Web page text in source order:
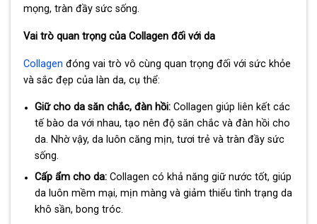
mọng, tràn đầy sức sống.
Vai trò quan trọng của Collagen đối với da
Collagen đóng vai trò vô cùng quan trọng đối với sức khỏe
và sắc đẹp của làn da, cụ thể:
Giữ cho da săn chắc, đàn hồi:Collagen giúp liên kết các
tế bào da với nhau, tạo nên độ săn chắc và đàn hồi cho
da. Nhờ vậy, da luôn căng mịn, tươi trẻ và tràn đầy sức
sống.
Cấp ẩm cho da:Collagen có khả năng giữ nước tốt, giúp
da luôn mềm mại, mịn màng và giảm thiểu tình trạng da
khô sần, bong tróc.